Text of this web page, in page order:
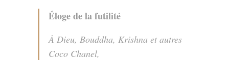
Éloge de la futilité
À Dieu, Bouddha, Krishna et autres
Coco Chanel,